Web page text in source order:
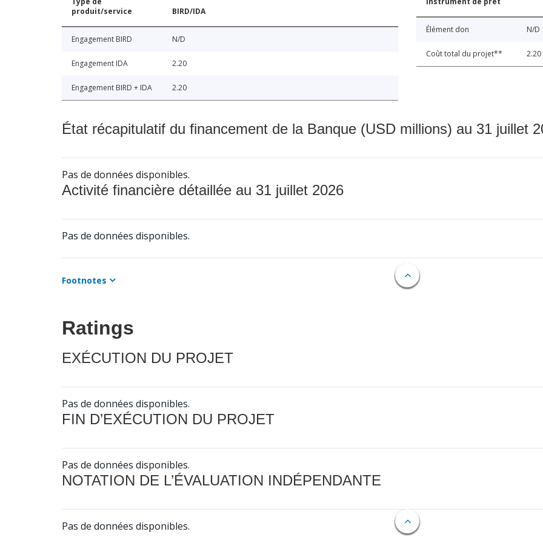
produit/service
BIRD/IDA
Engagement BIRD N/D
Engagement IDA 2.20
Engagement BIRD + IDA 2.20
Élément don N/D
Coût total du projet** 2.20
État récapitulatif du financement de la Banque (USD millions) au 31 juillet
Pas de données disponibles.
Activité financière détaillée au 31 juillet 2026
Pas de données disponibles.
Footnotes
Ratings
EXÉCUTION DU PROJET
Pas de données disponibles.
FIN D’EXÉCUTION DU PROJET
Pas de données disponibles.
NOTATION DE L’ÉVALUATION INDÉPENDANTE
Pas de données disponibles.